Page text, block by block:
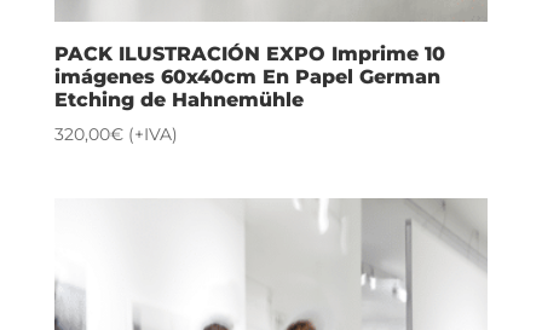
PACK ILUSTRACIÓN EXPO Imprime 10
imágenes 60x40cm En Papel German
Etching de Hahnemühle
320,00€ (+IVA)